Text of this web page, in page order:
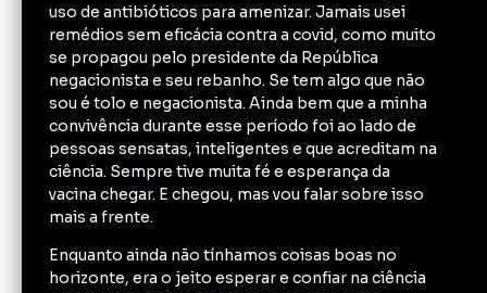
uso de antibióticos para amenizar. Jamais usei
remédios sem eficácia contra a covid, como muito
se propagou pelo presidente da República
negacionista e seu rebanho. Se tem algo que não
sou é tolo e negacionista. Ainda bem que a minha
convivência durante esse período foi ao lado de
pessoas sensatas, inteligentes e que acreditam na
ciência. Sempre tive muita fé e esperança da
vacina chegar. E chegou, mas vou falar sobre isso
mais a frente.
Enquanto ainda não tínhamos coisas boas no
horizonte, era o jeito esperar e confiar na ciência